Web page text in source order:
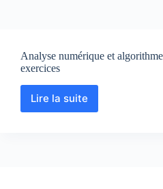
Analyse numérique et
exercices
Lire la suite
Analyse